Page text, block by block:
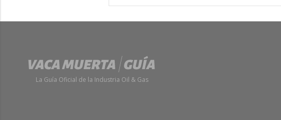
La Guía Oficial de la Industria Oil & Gas